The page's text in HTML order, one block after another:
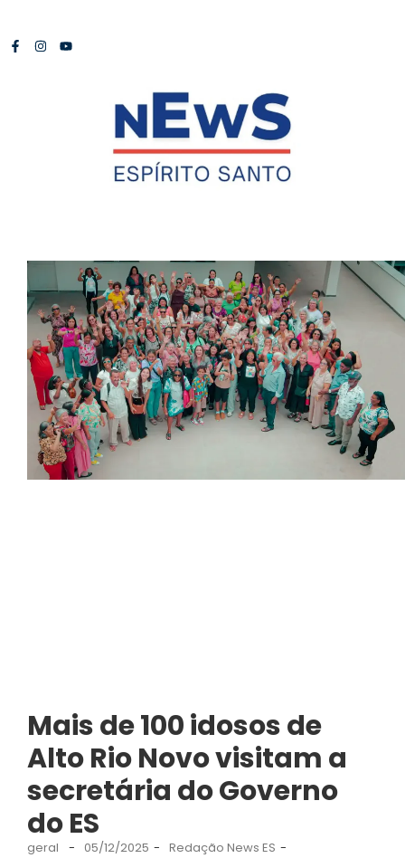
Mais de 100 idosos de
Alto Rio Novo visitam a
secretária do Governo
do ES
geral - 05/12/2025 - Redação News ES -